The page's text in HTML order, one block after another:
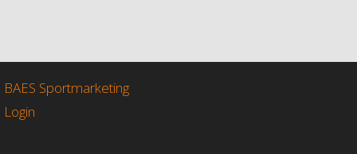
o
k
r
BAES Sportmarketing
Login